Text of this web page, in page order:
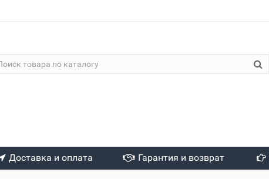
Доставка и оплата Гарантия и возврат